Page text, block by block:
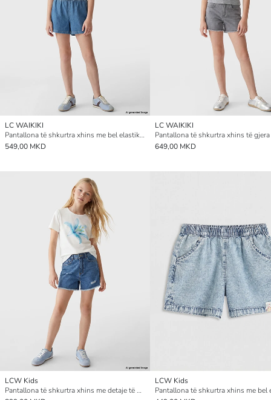
LC WAIKIKI
Pantallona të shkurtra xhins me bel elastik për vajza
549,00 MKD
LC WAIKIKI
649,00 MKD
LCW Kids
Pantallona të shkurtra xhins me detaje të grisura për vajza
LCW Kids